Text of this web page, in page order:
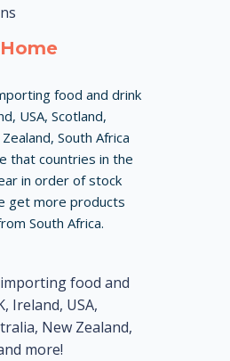
food and drink
USA, Scotland,
South Africa
that countries in the
in order of stock
get more products
South Africa.
food and
Ireland, USA,
New Zealand,
more!